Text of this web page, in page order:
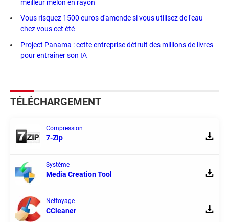
meilleur melon en rayon
Vous risquez 1500 euros d'amende si vous utilisez de l'eau
chez vous cet été
Project Panama : cette entreprise détruit des millions de livres
pour entraîner son IA
TÉLÉCHARGEMENT
Compression
7-Zip
Système
Media Creation Tool
Nettoyage
CCleaner